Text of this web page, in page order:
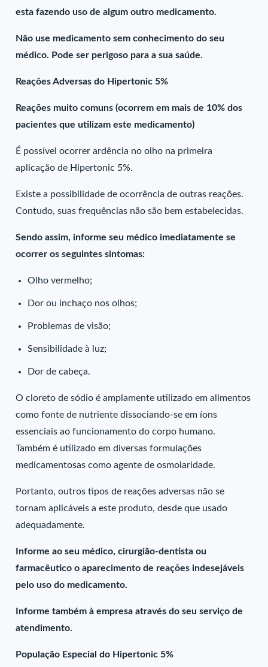
esta fazendo uso de algum outro medicamento.
Não use medicamento sem conhecimento do seu
médico. Pode ser perigoso para a sua saúde.
Reações Adversas do Hipertonic 5%
Reações muito comuns (ocorrem em mais de 10% dos
pacientes que utilizam este medicamento)
É possível ocorrer ardência no olho na primeira
aplicação de Hipertonic 5%.
Existe a possibilidade de ocorrência de outras reações.
Contudo, suas frequências não são bem estabelecidas.
Sendo assim, informe seu médico imediatamente se
ocorrer os seguintes sintomas:
Olho vermelho;
Dor ou inchaço nos olhos;
Problemas de visão;
Sensibilidade à luz;
Dor de cabeça.
O cloreto de sódio é amplamente utilizado em alimentos
como fonte de nutriente dissociando-se em íons
essenciais ao funcionamento do corpo humano.
Também é utilizado em diversas formulações
medicamentosas como agente de osmolaridade.
Portanto, outros tipos de reações adversas não se
tornam aplicáveis a este produto, desde que usado
adequadamente.
Informe ao seu médico, cirurgião-dentista ou
farmacêutico o aparecimento de reações indesejáveis
pelo uso do medicamento.
Informe também à empresa através do seu serviço de
atendimento.
População Especial do Hipertonic 5%